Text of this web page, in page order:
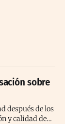
sobre
después de los
y calidad de